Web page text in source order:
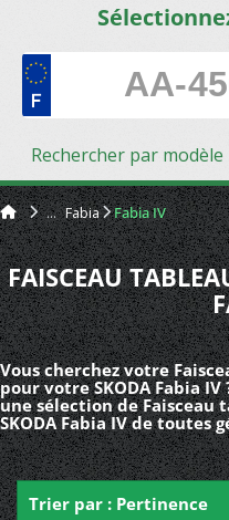
Rechercher par modèle
Fabia Fabia IV
FAISCEAU
Vous cherchez votre
pour votre SKODA Fabia IV
une sélection de Faisceau
SKODA Fabia IV de toutes
Trier par : Pertinence